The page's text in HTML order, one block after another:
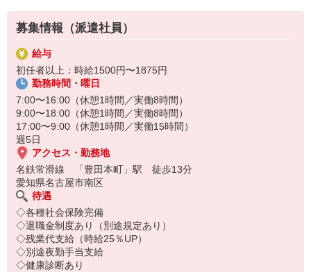
チームで支援をしていきましょう！！
募集情報（派遣社員）
給与
初任者以上：時給1500円〜1875円
勤務時間・曜日
7:00〜16:00（休憩1時間／実働8時間）
9:00〜18:00（休憩1時間／実働8時間）
17:00〜9:00（休憩1時間／実働15時間）
週5日
アクセス・勤務地
名鉄常滑線 「豊田本町」駅 徒歩13分
愛知県名古屋市南区
待遇
◇各種社会保険完備
◇退職金制度あり（別途規定あり）
◇残業代支給（時給25％UP）
◇別途夜勤手当支給
◇健康診断あり